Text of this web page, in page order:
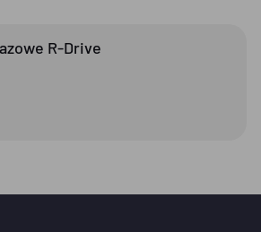
R-Drive